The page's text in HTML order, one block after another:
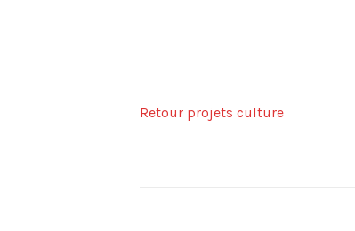
Retour projets culture